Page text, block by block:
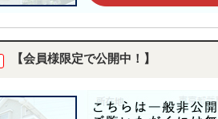
【会員様限定で公開中！】